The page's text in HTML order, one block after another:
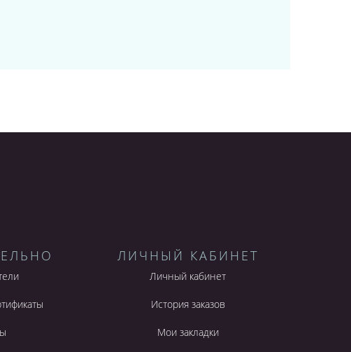
ЛИЧНЫЙ КАБИНЕТ
Личный кабинет
История заказов
Мои закладки